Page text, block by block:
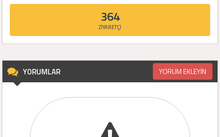
364
ZİYARETÇİ
YORUMLAR YORUM EKLEYİN